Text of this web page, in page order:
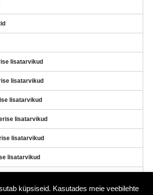
lisatarvikud
lisatarvikud
lisatarvikud
lisatarvikud
lisatarvikud
lisatarvikud
küpsiseid. Kasutades meie veebilehte